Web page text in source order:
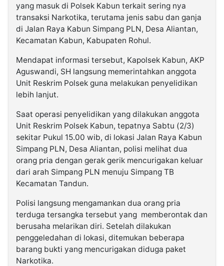
yang masuk di Polsek Kabun terkait sering nya
transaksi Narkotika, terutama jenis sabu dan ganja
di Jalan Raya Kabun Simpang PLN, Desa Aliantan,
Kecamatan Kabun, Kabupaten Rohul.
Mendapat informasi tersebut, Kapolsek Kabun, AKP
Aguswandi, SH langsung memerintahkan anggota
Unit Reskrim Polsek guna melakukan penyelidikan
lebih lanjut.
Saat operasi penyelidikan yang dilakukan anggota
Unit Reskrim Polsek Kabun, tepatnya Sabtu (2/3)
sekitar Pukul 15.00 wib, di lokasi Jalan Raya Kabun
Simpang PLN, Desa Aliantan, polisi melihat dua
orang pria dengan gerak gerik mencurigakan keluar
dari arah Simpang PLN menuju Simpang TB
Kecamatan Tandun.
Polisi langsung mengamankan dua orang pria
terduga tersangka tersebut yang memberontak dan
berusaha melarikan diri. Setelah dilakukan
penggeledahan di lokasi, ditemukan beberapa
barang bukti yang mencurigakan diduga paket
Narkotika.